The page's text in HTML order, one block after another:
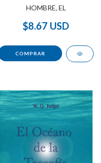
HOMBRE, EL
$8.67 USD